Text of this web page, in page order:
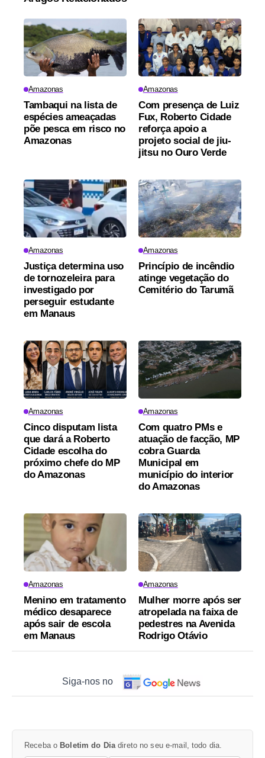
Amazonas
Tambaqui na lista de
espécies ameaçadas
põe pesca em risco no
Amazonas
Amazonas
Com presença de Luiz
Fux, Roberto Cidade
reforça apoio a
projeto social de jiu-
jitsu no Ouro Verde
Amazonas
Justiça determina uso
de tornozeleira para
investigado por
perseguir estudante
em Manaus
Amazonas
Princípio de incêndio
atinge vegetação do
Cemitério do Tarumã
Amazonas
Cinco disputam lista
que dará a Roberto
Cidade escolha do
próximo chefe do MP
do Amazonas
Amazonas
Com quatro PMs e
atuação de facção, MP
cobra Guarda
Municipal em
município do interior
do Amazonas
Amazonas
Menino em tratamento
médico desaparece
após sair de escola
em Manaus
Amazonas
Mulher morre após ser
atropelada na faixa de
pedestres na Avenida
Rodrigo Otávio
Siga-nos no
Receba o Boletim do Dia direto no seu e-mail, todo dia.